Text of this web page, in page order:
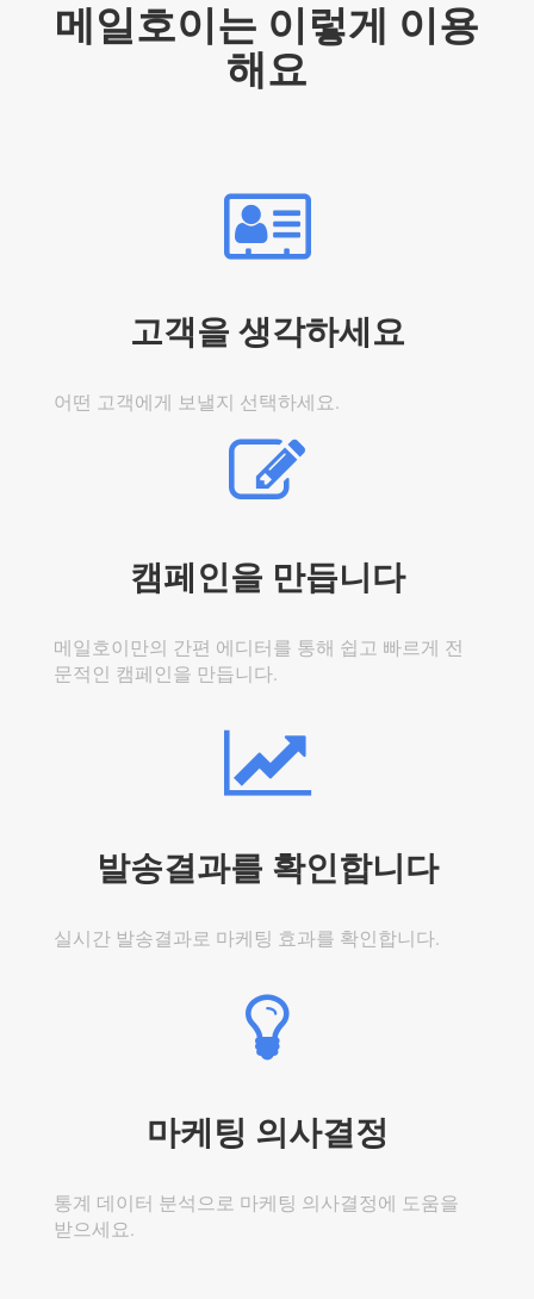
메일호이는 이렇게 이용
해요
고객을 생각하세요
어떤 고객에게 보낼지 선택하세요.
캠페인을 만듭니다
메일호이만의 간편 에디터를 통해 쉽고 빠르게 전
문적인 캠페인을 만듭니다.
발송결과를 확인합니다
실시간 발송결과로 마케팅 효과를 확인합니다.
마케팅 의사결정
통계 데이터 분석으로 마케팅 의사결정에 도움을
받으세요.